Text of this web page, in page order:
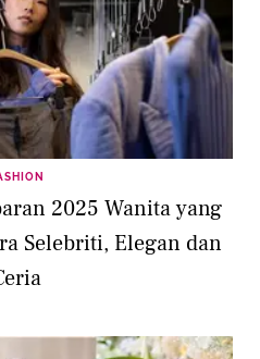
2025 Wanita yang
Selebriti, Elegan dan